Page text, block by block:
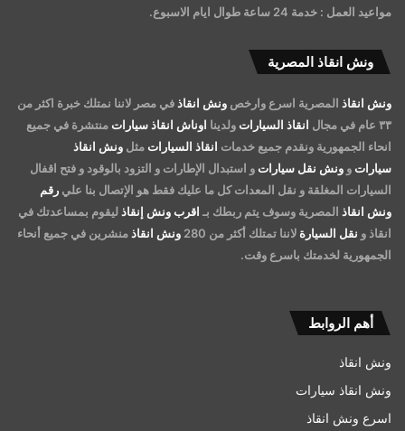
مواعيد العمل : خدمة 24 ساعة طوال ايام الاسبوع.
ونش انقاذ المصرية
ونش انقاذ المصرية اسرع وارخص ونش انقاذفي مصر لاننا نمتلك خبرة اكثر من
٣٣ عام في مجال
انقاذ السيارات ولدينا اوناش انقاذ سيارات منتشرة في جميع
انحاء الجمهورية ونقدم جميع خدمات انقاذ السيارات مثل ونش انقاذ
سيارات و ونش نقل سيارات و استبدال الإطارات و التزود بالوقود و فتح اقفال
السيارات المغلقة و نقل المعدات كل ما عليك فقط هو الإتصال بنا علي رقم
ونش انقاذ المصرية وسوف يتم ربطك بـ اقرب ونش إنقاذ ليقوم بمساعدتك في
انقاذ و نقل السيارة لاننا تمتلك أكثر من 280 ونش انقاذمنشرين في جميع أنحاء
الجمهورية لخدمتك باسرع وقت.
أهم الروابط
ونش انقاذ
ونش انقاذ سيارات
اسرع ونش انقاذ